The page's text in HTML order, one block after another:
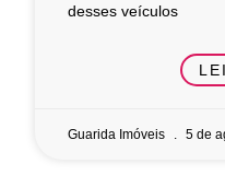
desses veículos
Guarida Imóveis 5 de